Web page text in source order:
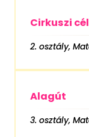
Cirkuszi
2. osztály,
Alagút
3. osztály,